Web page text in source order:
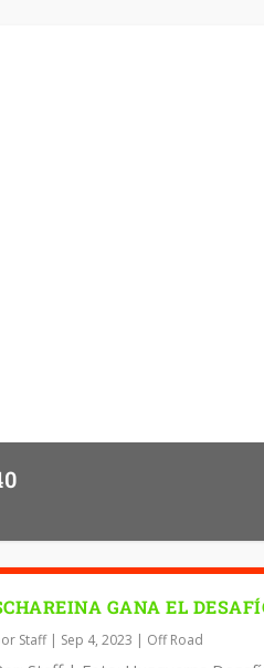
GANA EL
Staff| Sep 4, 2023 | Off Road